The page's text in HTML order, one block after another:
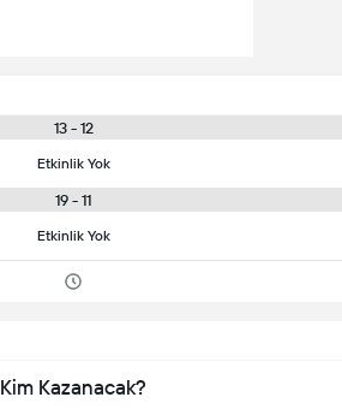
13 - 12
Etkinlik Yok
19 - 11
Etkinlik Yok
Kim Kazanacak?